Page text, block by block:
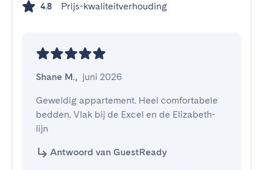
4.8 Prijs-kwaliteitverhouding
Shane M., juni 2026
Geweldig appartement. Heel comfortabele
bedden. Vlak bij de Excel en de Elizabeth-
lijn
Antwoord van GuestReady